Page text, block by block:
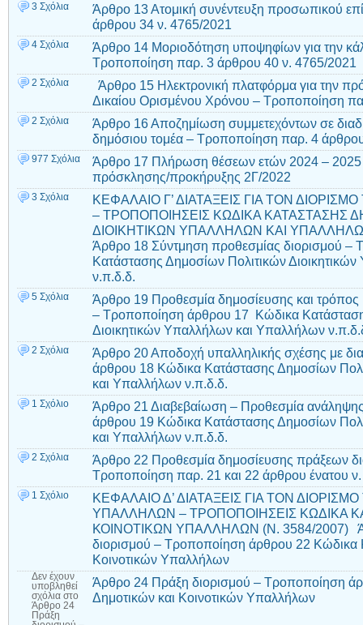
3 Σχόλια
Άρθρο 13 Ατομική συνέντευξη προσωπικού
άρθρου 34 ν. 4765/2021
4 Σχόλια
Άρθρο 14 Μοριοδότηση υποψηφίων για την
Τροποποίηση παρ. 3 άρθρου 40 ν. 4765/2021
2 Σχόλια
Άρθρο 15 Ηλεκτρονική πλατφόρμα για την
Δικαίου Ορισμένου Χρόνου – Τροποποίηση
2 Σχόλια
Άρθρο 16 Αποζημίωση συμμετεχόντων σε
δημόσιου τομέα – Τροποποίηση παρ. 4
977 Σχόλια
Άρθρο 17 Πλήρωση θέσεων ετών 2024 – 2025
πρόσκλησης/προκήρυξης 2Γ/2022
3 Σχόλια
ΚΕΦΑΛΑΙΟ Γ’ ΔΙΑΤΑΞΕΙΣ ΓΙΑ ΤΟΝ
– ΤΡΟΠΟΠΟΙΗΣΕΙΣ ΚΩΔΙΚΑ ΚΑΤΑΣΤΑΣΗΣ
ΔΙΟΙΚΗΤΙΚΩΝ ΥΠΑΛΛΗΛΩΝ ΚΑΙ
Άρθρο 18 Σύντμηση προθεσμίας διορισμού
Κατάστασης Δημοσίων Πολιτικών
ν.π.δ.δ.
5 Σχόλια
Άρθρο 19 Προθεσμία δημοσίευσης και τρόπος
– Τροποποίηση άρθρου 17 Κώδικα
Διοικητικών Υπαλλήλων και Υπαλλήλων
2 Σχόλια
Άρθρο 20 Αποδοχή υπαλληλικής σχέσης με
άρθρου 18 Κώδικα Κατάστασης Δημοσίων
και Υπαλλήλων ν.π.δ.δ.
1 Σχόλιο
Άρθρο 21 Διαβεβαίωση – Προθεσμία
άρθρου 19 Κώδικα Κατάστασης Δημοσίων
και Υπαλλήλων ν.π.δ.δ.
2 Σχόλια
Άρθρο 22 Προθεσμία δημοσίευσης πράξεων
Τροποποίηση παρ. 21 και 22 άρθρου ένατου
1 Σχόλιο
ΚΕΦΑΛΑΙΟ Δ’ ΔΙΑΤΑΞΕΙΣ ΓΙΑ ΤΟΝ
ΥΠΑΛΛΗΛΩΝ – ΤΡΟΠΟΠΟΙΗΣΕΙΣ ΚΩΔΙΚΑ
ΚΟΙΝΟΤΙΚΩΝ ΥΠΑΛΛΗΛΩΝ (Ν. 3584/2007)
διορισμού – Τροποποίηση άρθρου 22 Κώδικα
Κοινοτικών Υπαλλήλων
Δεν έχουν
υποβληθεί
σχόλια στο
Άρθρο 24
Πράξη
Άρθρο 24 Πράξη διορισμού – Τροποποίηση
Δημοτικών και Κοινοτικών Υπαλλήλων